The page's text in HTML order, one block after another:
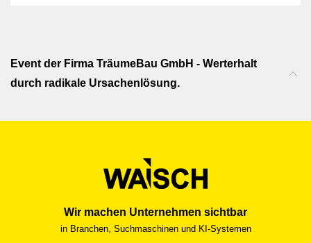
vor Radon.
Event der Firma TräumeBau GmbH - Werterhalt
durch radikale Ursachenlösung.
Wir machen Unternehmen sichtbar
in Branchen, Suchmaschinen und KI-Systemen